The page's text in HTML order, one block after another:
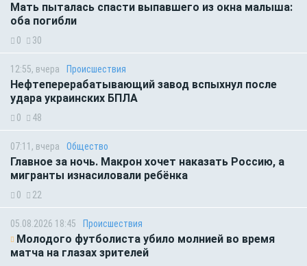
Мать пыталась спасти выпавшего из окна малыша:
оба погибли
0 30
12:55, вчера Происшествия
Нефтеперерабатывающий завод вспыхнул после
удара украинских БПЛА
0 48
07:11, вчера Общество
Главное за ночь. Макрон хочет наказать Россию, а
мигранты изнасиловали ребёнка
0 22
05.08.2026 18:45 Происшествия
Молодого футболиста убило молнией во время
матча на глазах зрителей